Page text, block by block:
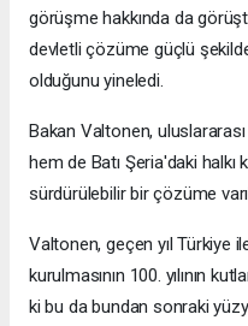
görüşme hakkında da
devletli çözüme güçlü
olduğunu yineledi.
Bakan Valtonen,
hem de Batı Şeria'daki
sürdürülebilir bir çözüme
Valtonen, geçen yıl Türkiye
kurulmasının 100. yılının
ki bu da bundan sonraki